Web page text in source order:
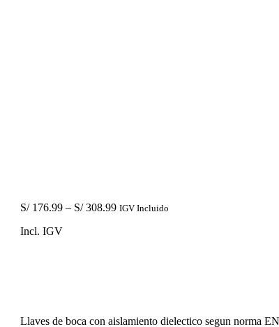
S/176.99 – S/308.99 IGV Incluido
Incl. IGV
Llaves de boca con aislamiento dielectico segun norma